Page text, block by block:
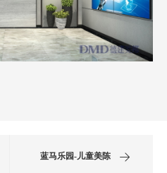
蓝马乐园-儿童美陈